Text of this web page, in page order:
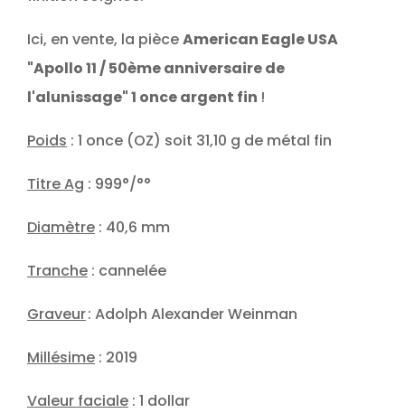
Ici, en vente, la pièceAmerican Eagle USA
"Apollo 11 / 50ème anniversaire de
l'alunissage" 1 once argent fin !
Poids : 1 once (OZ) soit 31,10 g de métal fin
Titre Ag : 999°/°°
Diamètre : 40,6 mm
Tranche : cannelée
Graveur: Adolph Alexander Weinman
Millésime : 2019
Valeur faciale : 1 dollar